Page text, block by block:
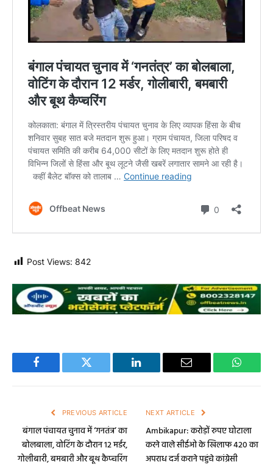
Post Views: 842
Facebook Twitter LinkedIn Email
PREVIOUS ARTICLE
बंगाल पंचायत चुनाव में ‘गनतंत्र’ का
बोलबाला, वोटिंग के दौरान 12 मर्डर,
गोलीबारी, बमबारी और बूथ कैप्चरिंग
NEXT ARTICLE
Ambikapur: करोड़ों रुपए घोटाला
करने वाले सीईओ के खिलाफ 420 का
अपराध दर्ज कराने पहुंचे कांग्रेसी